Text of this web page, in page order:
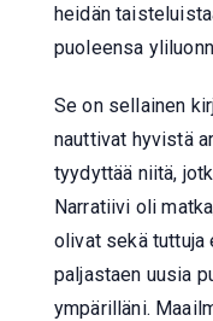
heidän
puoleensa
Se on sellainen
nauttivat hyvistä
tyydyttää niitä,
Narratiivi oli
olivat sekä tuttuja
paljastaen uusia
ympärilläni.